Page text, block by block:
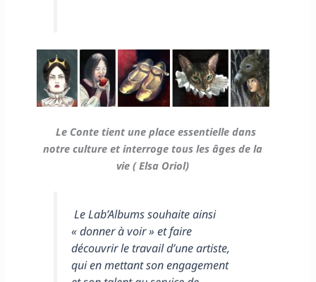
Le Conte tient une place essentielle dans
notre culture et interroge tous les âges de la
vie ( Elsa Oriol)
Le Lab’Albums souhaite ainsi
« donner à voir » et faire
découvrir le travail d’une artiste,
qui en mettant son engagement